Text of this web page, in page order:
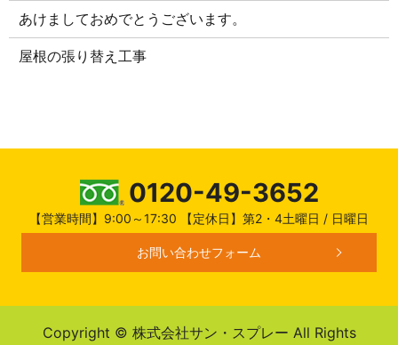
あけましておめでとうございます。
屋根の張り替え工事
0120-49-3652
【営業時間】9:00～17:30 【定休日】第2・4土曜日 / 日曜日
お問い合わせフォーム
Copyright © 株式会社サン・スプレー All Rights